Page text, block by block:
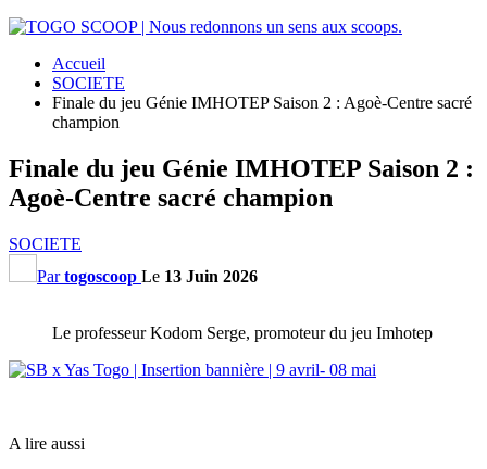
Accueil
SOCIETE
Finale du jeu Génie IMHOTEP Saison 2 : Agoè-Centre sacré
champion
Finale du jeu Génie IMHOTEP Saison 2 :
Agoè-Centre sacré champion
SOCIETE
Partogoscoop Le 13 Juin 2026
Le professeur Kodom Serge, promoteur du jeu Imhotep
A lire aussi